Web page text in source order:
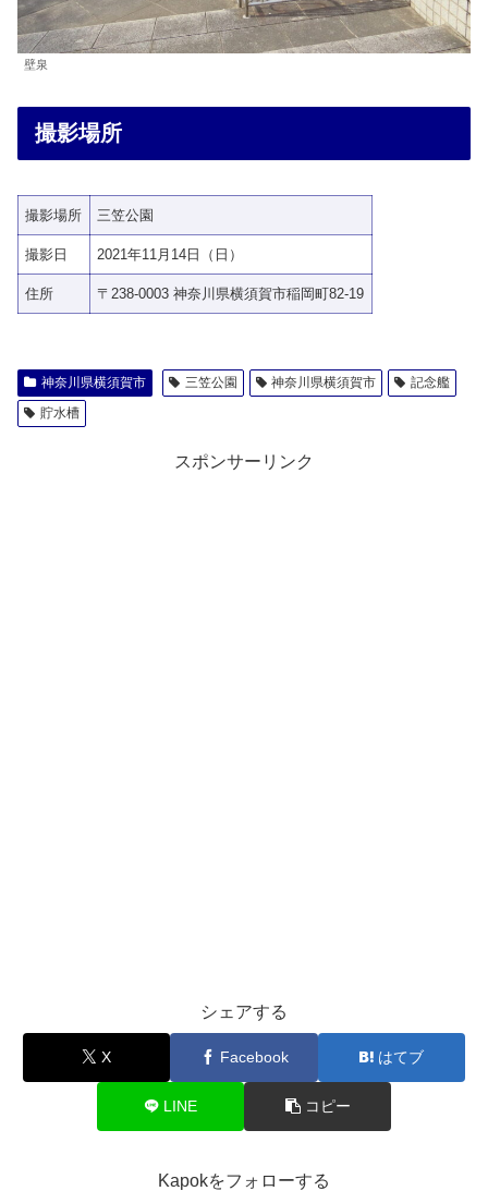
壁泉
撮影場所
撮影場所 三笠公園
撮影日 2021年11月14日（日）
住所 〒238-0003 神奈川県横須賀市稲岡町82-19
神奈川県横須賀市 三笠公園 神奈川県横須賀市
記念艦
貯水槽
スポンサーリンク
シェアする
X Facebook はてブ
LINE コピー
Kapokをフォローする